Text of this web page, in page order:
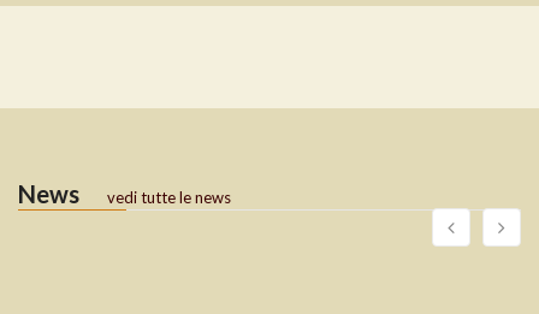
News vedi tutte le news